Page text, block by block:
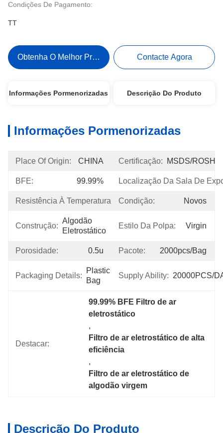
Condições De Pagamento:
TT
Obtenha O Melhor Preço Contacte Agora
Informações Pormenorizadas Descrição Do Produto
Informações Pormenorizadas
Place Of Origin: CHINA Certificação: MSDS/ROSH
BFE: 99.99% Localização Da Sala De
Resistência À Temperatura: 120℃
Condição: Novos
Construção:
Algodão
Eletrostático
Estilo Da Polpa: Virgin
Porosidade: 0.5u Pacote: 2000pcs/bag
Packaging Details:
Plastic
Bag
Supply Ability: 20000PCS/
Destacar:
99.99% BFE Filtro de ar
eletrostático
,
Filtro de ar eletrostático de alta
eficiência
,
Filtro de ar eletrostático de
algodão virgem
Descrição Do Produto